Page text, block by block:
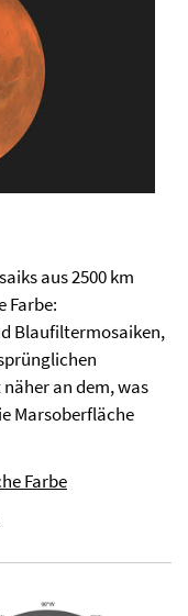
aus 2500 km
Farbe:
Blaufiltermosaiken,
an dem, was
Marsoberfläche
Farbe